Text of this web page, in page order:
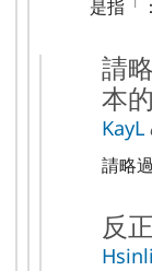
是指「
請
本
KayL
請略
反